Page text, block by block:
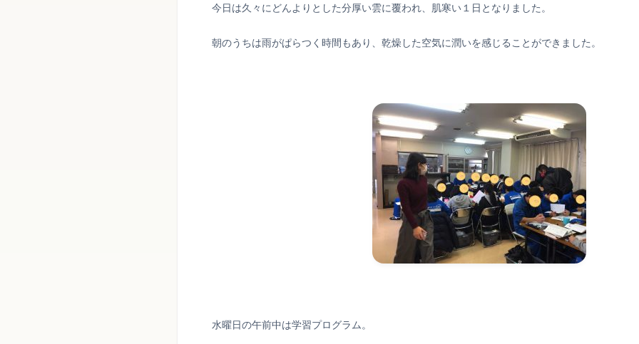
今日は久々にどんよりとした分厚い雲に覆われ、肌寒い１日となりました。
朝のうちは雨がぱらつく時間もあり、乾燥した空気に潤いを感じることができました。
水曜日の午前中は学習プログラム。